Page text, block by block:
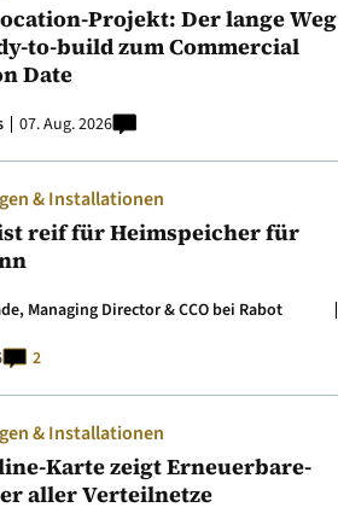
Projekt: Der lange Weg
to-build zum Commercial
Date
07. Aug. 2026
& Installationen
reif für Heimspeicher für
Managing Director & CCO bei Rabot
2
& Installationen
Karte zeigt Erneuerbare-
aller Verteilnetze